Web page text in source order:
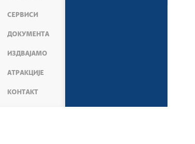
СЕРВИСИ
ДОКУМЕНТА
ИЗДВАЈАМО
АТРАКЦИЈЕ
КОНТАКТ